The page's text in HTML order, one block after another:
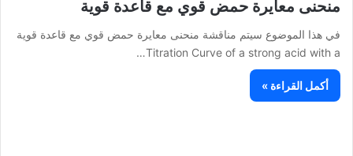
منحنى معايرة حمض قوي مع قاعدة قوية
في هذا الموضوع سيتم مناقشة منحنى معايرة حمض قوي مع قاعدة قوية
Titration Curve of a strong acid with a…
أكمل القراءة »